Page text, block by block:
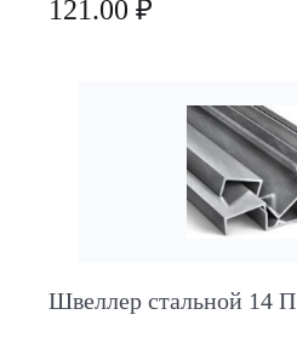
121.00 ₽
Швеллер стальной 14 П